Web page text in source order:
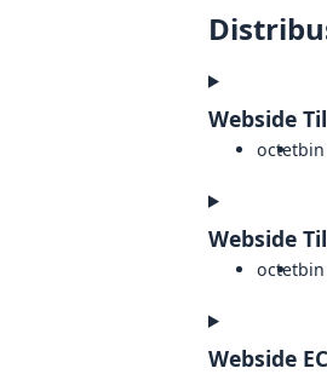
Webside
octetbin
Webside
octetbin
Webside